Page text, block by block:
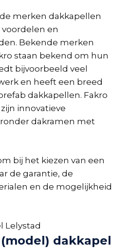
merken dakkapellen
en
Bekende merken
staan bekend om hun
bijvoorbeeld veel
en heeft een breed
dakkapellen. Fakro
innovatieve
dakramen met
bij het kiezen van een
de garantie, de
en de mogelijkheid
dakkapel